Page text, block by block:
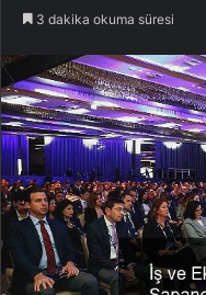
3 dakika okuma süresi